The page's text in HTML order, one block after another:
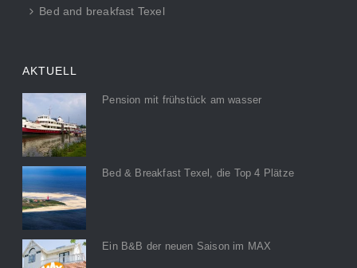
Bed and breakfast Texel
AKTUELL
Pension mit frühstück am wasser
Bed & Breakfast Texel, die Top 4 Plätze
Ein B&B der neuen Saison im MAX